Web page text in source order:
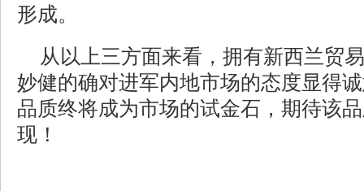
形成。
从以上三方面来看，拥有新西兰贸
妙健的确对进军内地市场的态度显得
品质终将成为市场的试金石，期待该
现！